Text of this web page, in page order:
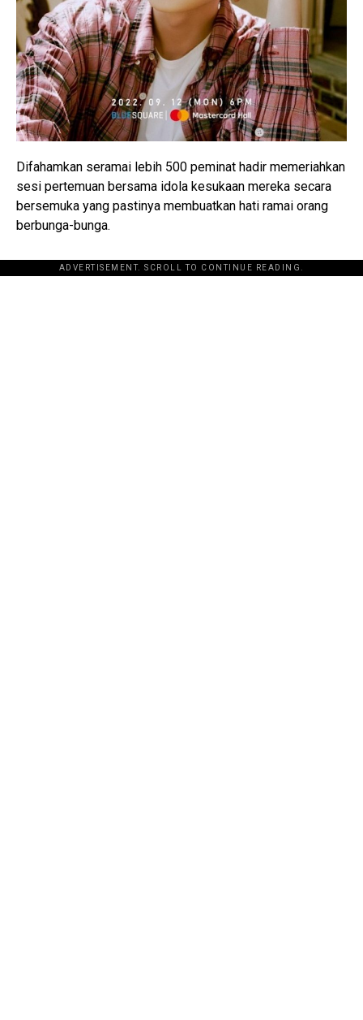
Difahamkan seramai lebih 500 peminat hadir memeriahkan
sesi pertemuan bersama idola kesukaan mereka secara
bersemuka yang pastinya membuatkan hati ramai orang
berbunga-bunga.
ADVERTISEMENT. SCROLL TO CONTINUE READING.